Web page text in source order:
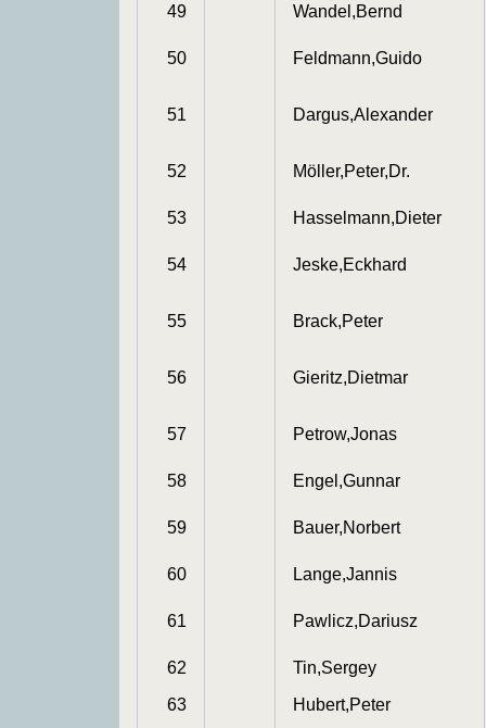
49
Wandel,Bernd
50 Feldmann,Guido
51 Dargus,Alexander
52 Möller,Peter,Dr.
53 Hasselmann,Dieter
54 Jeske,Eckhard
55 Brack,Peter
56 Gieritz,Dietmar
57 Petrow,Jonas
58 Engel,Gunnar
59 Bauer,Norbert
60 Lange,Jannis
61 Pawlicz,Dariusz
62
Tin,Sergey
63
Hubert,Peter